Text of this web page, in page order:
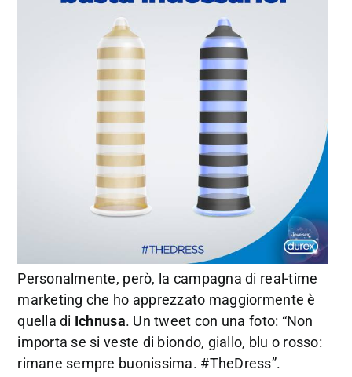
Personalmente, però, la campagna di real-time
marketing che ho apprezzato maggiormente è
quella di Ichnusa. Un tweet con una foto: “Non
importa se si veste di biondo, giallo, blu o rosso:
rimane sempre buonissima. #TheDress”.